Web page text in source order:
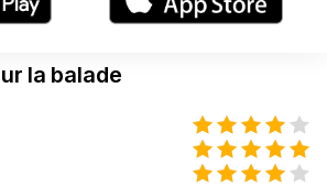
la balade